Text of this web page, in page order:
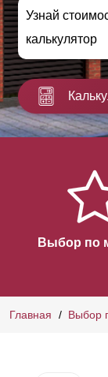
Узнай
калькулятор
Выбор по
Главная Выбор